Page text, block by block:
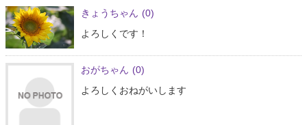
きょうちゃん (0)
よろしくです！
おがちゃん (0)
よろしくおねがいします